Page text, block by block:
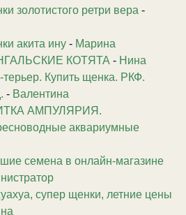
золотистого ретри вера -
акита ину - Марина
КОТЯТА - Нина
терьер. Купить щенка. РКФ.
- Валентина
АМПУЛЯРИЯ.
аквариумные
семена в онлайн-магазине
супер щенки, летние цены